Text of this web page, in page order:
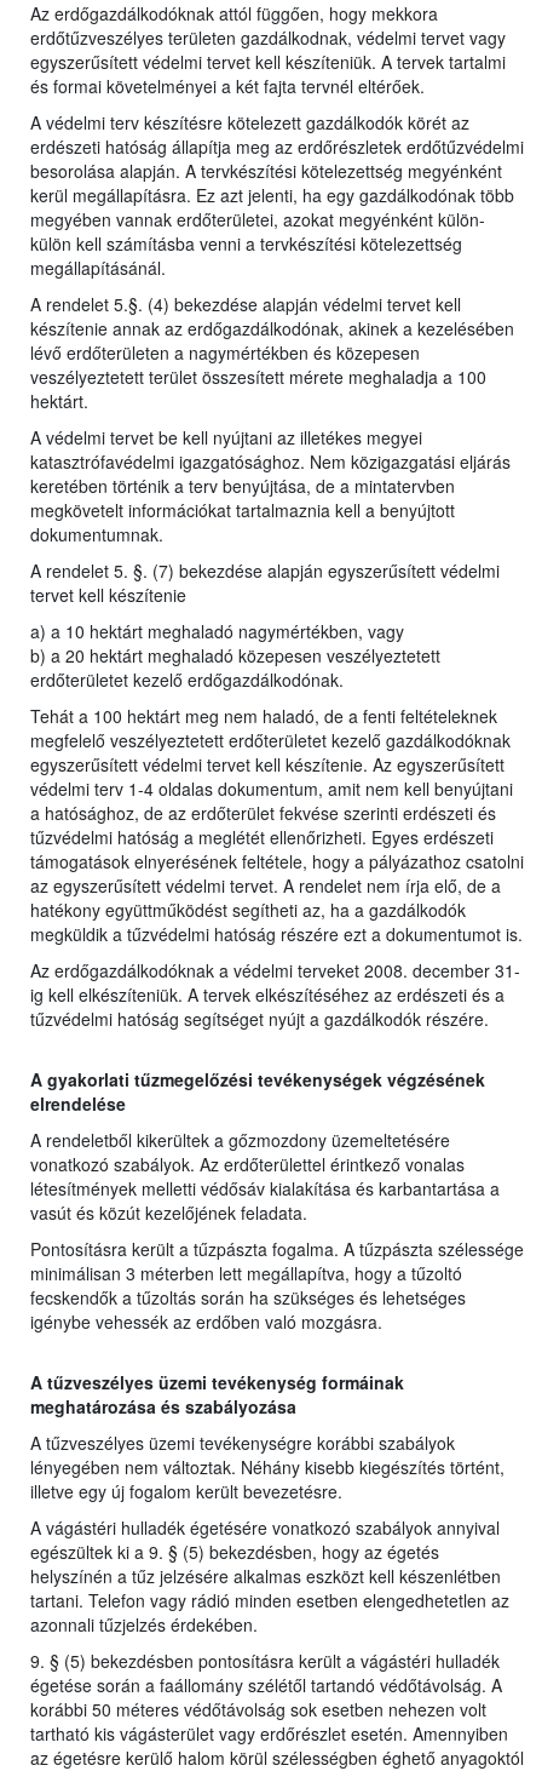
Az erdőgazdálkodóknak attól függően, hogy mekkora
erdőtűzveszélyes területen gazdálkodnak, védelmi tervet vagy
egyszerűsített védelmi tervet kell készíteniük. A tervek tartalmi
és formai követelményei a két fajta tervnél eltérőek.
A védelmi terv készítésre kötelezett gazdálkodók körét az
erdészeti hatóság állapítja meg az erdőrészletek erdőtűzvédelmi
besorolása alapján. A tervkészítési kötelezettség megyénként
kerül megállapításra. Ez azt jelenti, ha egy gazdálkodónak több
megyében vannak erdőterületei, azokat megyénként külön-
külön kell számításba venni a tervkészítési kötelezettség
megállapításánál.
A rendelet 5.§. (4) bekezdése alapján védelmi tervet kell
készítenie annak az erdőgazdálkodónak, akinek a kezelésében
lévő erdőterületen a nagymértékben és közepesen
veszélyeztetett terület összesített mérete meghaladja a 100
hektárt.
A védelmi tervet be kell nyújtani az illetékes megyei
katasztrófavédelmi igazgatósághoz. Nem közigazgatási eljárás
keretében történik a terv benyújtása, de a mintatervben
megkövetelt információkat tartalmaznia kell a benyújtott
dokumentumnak.
A rendelet 5. §. (7) bekezdése alapján egyszerűsített védelmi
tervet kell készítenie
a) a 10 hektárt meghaladó nagymértékben, vagy
b) a 20 hektárt meghaladó közepesen veszélyeztetett
erdőterületet kezelő erdőgazdálkodónak.
Tehát a 100 hektárt meg nem haladó, de a fenti feltételeknek
megfelelő veszélyeztetett erdőterületet kezelő gazdálkodóknak
egyszerűsített védelmi tervet kell készítenie. Az egyszerűsített
védelmi terv 1-4 oldalas dokumentum, amit nem kell benyújtani
a hatósághoz, de az erdőterület fekvése szerinti erdészeti és
tűzvédelmi hatóság a meglétét ellenőrizheti. Egyes erdészeti
támogatások elnyerésének feltétele, hogy a pályázathoz csatolni
az egyszerűsített védelmi tervet. A rendelet nem írja elő, de a
hatékony együttműködést segítheti az, ha a gazdálkodók
megküldik a tűzvédelmi hatóság részére ezt a dokumentumot is.
Az erdőgazdálkodóknak a védelmi terveket 2008. december 31-
ig kell elkészíteniük. A tervek elkészítéséhez az erdészeti és a
tűzvédelmi hatóság segítséget nyújt a gazdálkodók részére.
A gyakorlati tűzmegelőzési tevékenységek végzésének
elrendelése
A rendeletből kikerültek a gőzmozdony üzemeltetésére
vonatkozó szabályok. Az erdőterülettel érintkező vonalas
létesítmények melletti védősáv kialakítása és karbantartása a
vasút és közút kezelőjének feladata.
Pontosításra került a tűzpászta fogalma. A tűzpászta szélessége
minimálisan 3 méterben lett megállapítva, hogy a tűzoltó
fecskendők a tűzoltás során ha szükséges és lehetséges
igénybe vehessék az erdőben való mozgásra.
A tűzveszélyes üzemi tevékenység formáinak
meghatározása és szabályozása
A tűzveszélyes üzemi tevékenységre korábbi szabályok
lényegében nem változtak. Néhány kisebb kiegészítés történt,
illetve egy új fogalom került bevezetésre.
A vágástéri hulladék égetésére vonatkozó szabályok annyival
egészültek ki a 9. § (5) bekezdésben, hogy az égetés
helyszínén a tűz jelzésére alkalmas eszközt kell készenlétben
tartani. Telefon vagy rádió minden esetben elengedhetetlen az
azonnali tűzjelzés érdekében.
9. § (5) bekezdésben pontosításra került a vágástéri hulladék
égetése során a faállomány szélétől tartandó védőtávolság. A
korábbi 50 méteres védőtávolság sok esetben nehezen volt
tartható kis vágásterület vagy erdőrészlet esetén. Amennyiben
az égetésre kerülő halom körül szélességben éghető anyagoktól